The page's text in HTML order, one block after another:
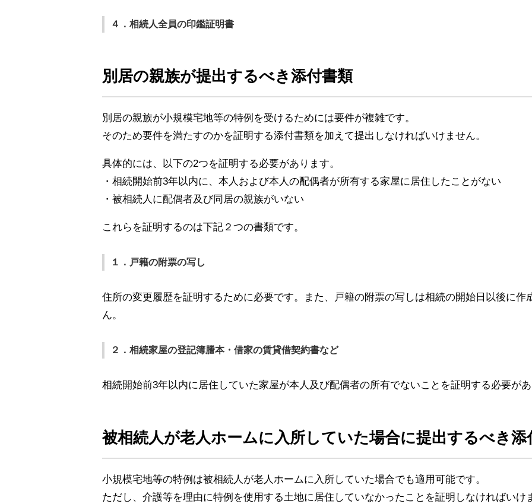
４．相続人全員の印鑑証明書
別居の親族が提出するべき添付書類
別居の親族が小規模宅地等の特例を受けるためには要件が複雑です。
そのため要件を満たすのかを証明する添付書類を加えて提出しなければいけません。
具体的には、以下の2つを証明する必要があります。
・相続開始前3年以内に、本人および本人の配偶者が所有する家屋に居住したことがない
・被相続人に配偶者及び同居の親族がいない
これらを証明するのは下記２つの書類です。
１．戸籍の附票の写し
住所の変更履歴を証明するために必要です。また、戸籍の附票の写しは相続の開始日以後に作
ん。
２．相続家屋の登記簿謄本・借家の賃貸借契約書など
相続開始前3年以内に居住していた家屋が本人及び配偶者の所有でないことを証明する必要が
被相続人が老人ホームに入所していた場合に提出するべき添
小規模宅地等の特例は被相続人が老人ホームに入所していた場合でも適用可能です。
ただし、介護等を理由に特例を使用する土地に居住していなかったことを証明しなければいけ